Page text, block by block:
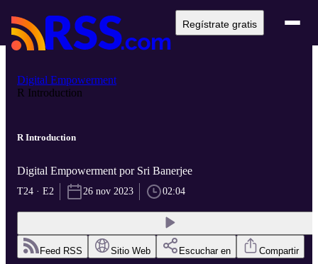
Regístrate gratis
Digital Empowerment
R Introduction
R Introduction
Digital Empowerment por Sri Banerjee
T24 · E2 26 nov 2023 02:04
Feed RSS Sitio Web Escuchar en Compartir